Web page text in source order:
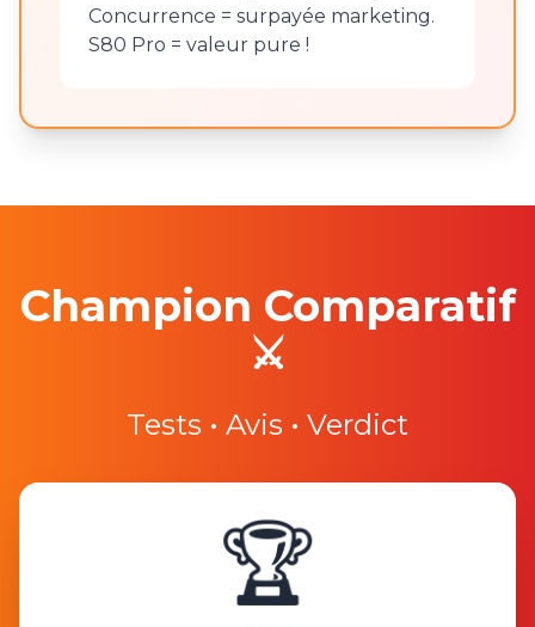
Concurrence = surpayée marketing.
S80 Pro = valeur pure !
Champion Comparatif
⚔️
Tests • Avis • Verdict
🏆